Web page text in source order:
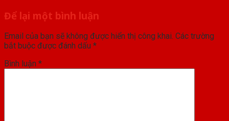
Để lại một bình luận
Email của bạn sẽ không được hiển thị công khai. Các trường
bắt buộc được đánh dấu *
Bình luận *